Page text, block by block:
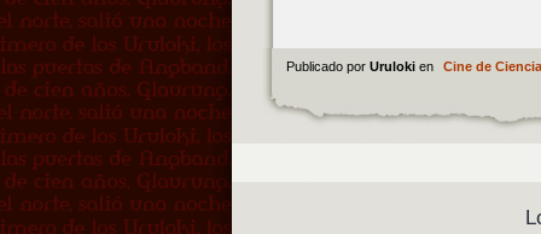
Publicado por Uruloki en Cine de